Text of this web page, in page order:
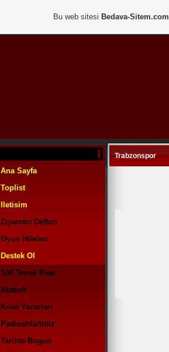
Ana Sayfa
Toplist
Iletisim
Ziyaretci Defteri
Oyun Hileleri
Destek Ol
100 Temel Eser
Ataturk
Kose Yazarlari
Padisahlarimiz
Tarihte Bugun
Trabzonspor
Bu web sitesi Bedava-Sitem.com